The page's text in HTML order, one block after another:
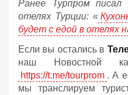
Ранее Турпром
отелях Турции: «
будет с едой в отелях
Если вы остались в
наш Новостной
https://t.me/tourprom . А
мы транслируем